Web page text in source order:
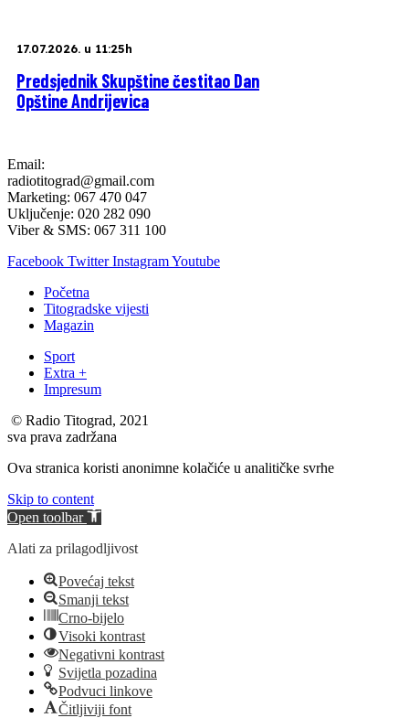
17.07.2026. u 11:25h
Predsjednik Skupštine čestitao Dan
Opštine Andrijevica
Email:
radiotitograd@gmail.com
Marketing: 067 470 047
Uključenje: 020 282 090
Viber & SMS: 067 311 100
Facebook Twitter InstagramYoutube
Početna
Titogradske vijesti
Magazin
Sport
Extra +
Impresum
© Radio Titograd, 2021
sva prava zadržana
Ova stranica koristi anonimne kolačiće u analitičke svrhe
Skip to content
Open toolbar
Alati za prilagodljivost
Povećaj tekst
Smanji tekst
Crno-bijelo
Visoki kontrast
Negativni kontrast
Svijetla pozadina
Podvuci linkove
Čitljiviji font